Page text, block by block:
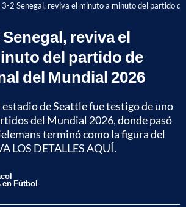
3-2 Senegal, reviva el minuto a minuto del partido
reviva el
del partido de
del Mundial 2026
estadio de Seattle fue testigo de uno
del Mundial 2026, donde pasó
terminó como la figura del
LOS DETALLES AQUÍ.
Fútbol